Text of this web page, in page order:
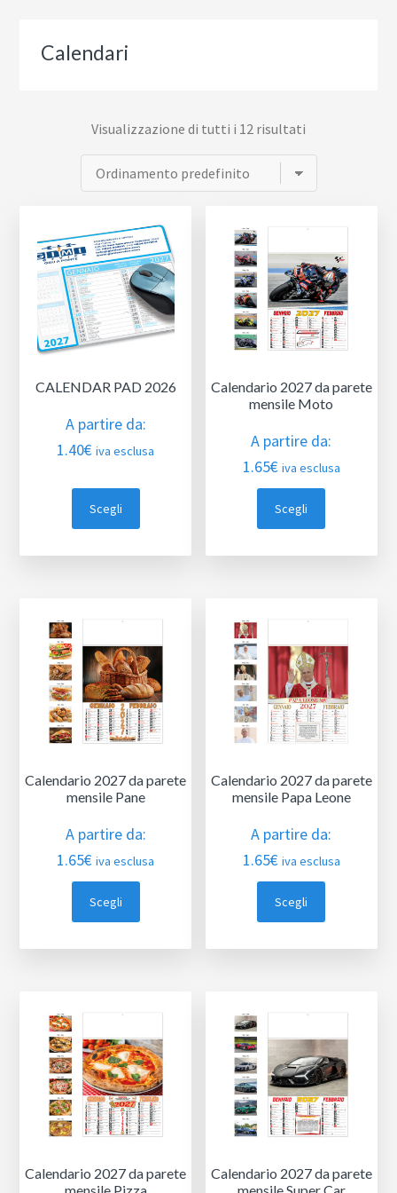
Calendari
Visualizzazione di tutti i 12 risultati
CALENDAR PAD 2026
A partire da:
1.40€ iva esclusa
Scegli
Calendario 2027 da parete
mensile Moto
A partire da:
1.65€ iva esclusa
Scegli
Calendario 2027 da parete
mensile Pane
A partire da:
1.65€ iva esclusa
Scegli
Calendario 2027 da parete
mensile Papa Leone
A partire da:
1.65€ iva esclusa
Scegli
Calendario 2027 da parete
Calendario 2027 da parete